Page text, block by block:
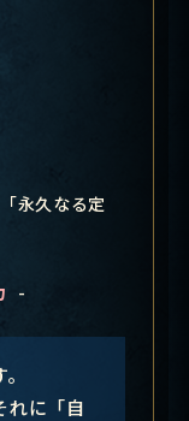
永久なる定
-
れに「自